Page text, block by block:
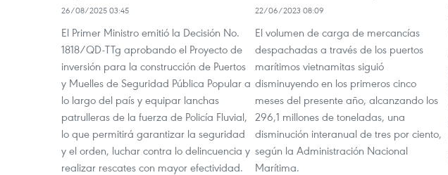
26/08/2025 03:45
El Primer Ministro emitió la Decisión No.
1818/QD-TTg aprobando el Proyecto de
inversión para la construcción de Puertos
y Muelles de Seguridad Pública Popular a
lo largo del país y equipar lanchas
patrulleras de la fuerza de Policía Fluvial,
lo que permitirá garantizar la seguridad
y el orden, luchar contra lo delincuencia y
realizar rescates con mayor efectividad.
22/06/2023 08:09
El volumen de carga de mercancías
despachadas a través de los puertos
marítimos vietnamitas siguió
disminuyendo en los primeros cinco
meses del presente año, alcanzando los
296,1 millones de toneladas, una
disminución interanual de tres por ciento,
según la Administración Nacional
Marítima.